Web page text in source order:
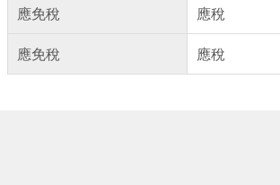
應免稅
應稅
應免稅
應稅